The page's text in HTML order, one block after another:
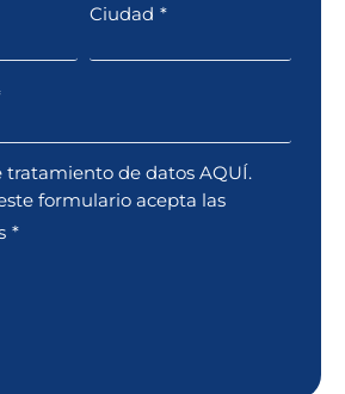
Ciudad *
tratamiento de datos AQUÍ.
formulario acepta las
*